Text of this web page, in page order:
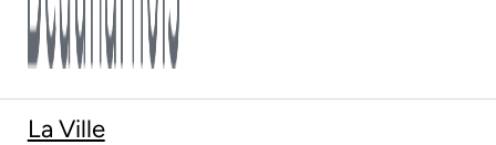
La Ville